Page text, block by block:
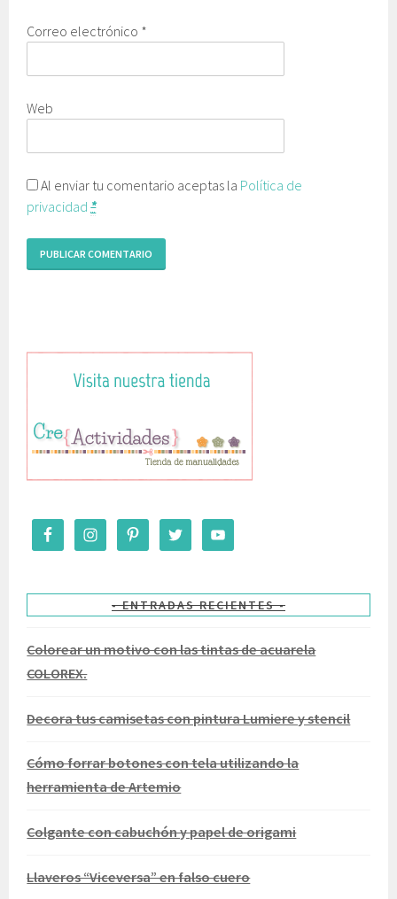
Correo electrónico *
Web
Al enviar tu comentario aceptas la Política de
privacidad *
ENTRADAS RECIENTES
Colorear un motivo con las tintas de acuarela
COLOREX.
Decora tus camisetas con pintura Lumiere y stencil
Cómo forrar botones con tela utilizando la
herramienta de Artemio
Colgante con cabuchón y papel de origami
Llaveros “Viceversa” en falso cuero